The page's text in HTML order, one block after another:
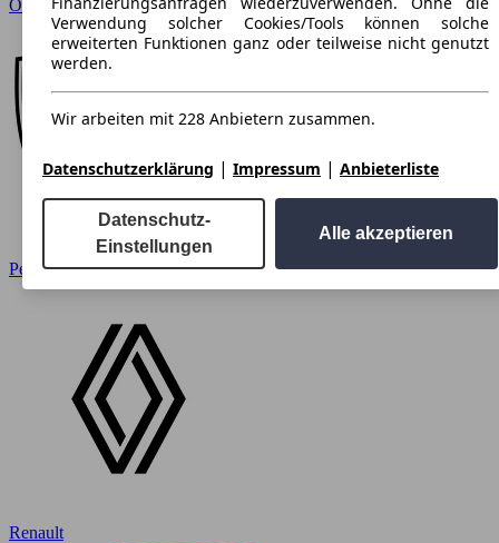
Opel
Peugeot
Renault
Verwendung solcher Cookies/Tools können solche
erweiterten Funktionen ganz oder teilweise nicht genutzt
werden.
Wir arbeiten mit 228 Anbietern zusammen.
Datenschutzerklärung | Impressum | Anbieterliste
Datenschutz-
Einstellungen
Alle akzeptieren